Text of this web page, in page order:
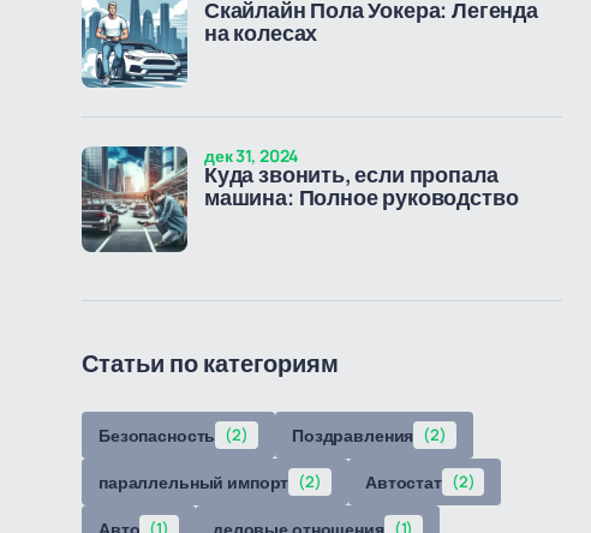
Скайлайн Пола Уокера: Легенда
на колесах
Куда звонить, если пропала
машина: Полное руководство
дек 31, 2024
Статьи по категориям
Безопасность (2) Поздравления (2)
параллельный импорт (2) Автостат (2)
(1) (1)